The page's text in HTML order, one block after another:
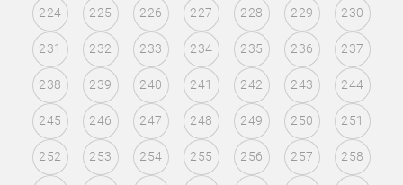
224 225 226 227 228 229 230
231 232 233 234 235 236 237
238 239 240 241 242 243 244
245 246 247 248 249 250 251
252 253 254 255 256 257 258